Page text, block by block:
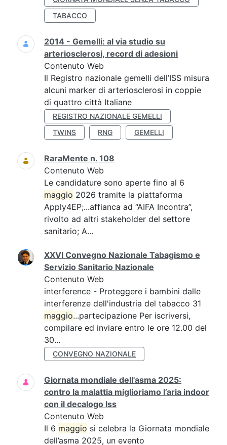
TABACCO
2014 - Gemelli: al via studio su
arteriosclerosi, record di adesioni
Contenuto Web
Il Registro nazionale gemelli dell’ISS misura
alcuni marker di arteriosclerosi in coppie
di quattro città Italiane
REGISTRO NAZIONALE GEMELLI
TWINS
RNG GEMELLI
RaraMente n. 108
Contenuto Web
Le candidature sono aperte fino al 6
maggio 2026 tramite la piattaforma
Apply4EP;...affianca ad “AIFA Incontra”,
rivolto ad altri stakeholder del settore
sanitario; A...
XXVI Convegno Nazionale Tabagismo e
Servizio Sanitario Nazionale
Contenuto Web
interference - Proteggere i bambini dalle
interferenze dell'industria del tabacco 31
maggio...partecipazione Per iscriversi,
compilare ed inviare entro le ore 12.00 del
30...
CONVEGNO NAZIONALE
Giornata mondiale dell'asma 2025:
contro la malattia miglioriamo l’aria indoor
con il decalogo Iss
Contenuto Web
Il 6 maggio si celebra la Giornata mondiale
dell’asma 2025, un evento